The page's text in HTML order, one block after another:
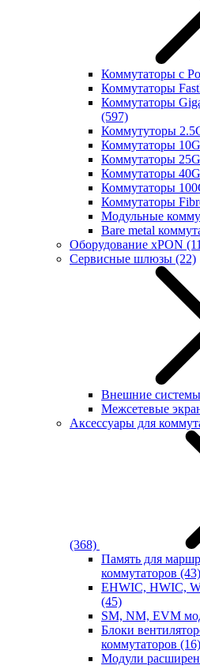
Коммутаторы с
Коммутаторы
Коммутаторы
(597)
Коммутуторы
Коммутаторы
Коммутаторы
Коммутаторы
Коммутаторы
Коммутаторы
Модульные
Bare metal
Оборудование xPON
Сервисные шлюзы (22)
Внешние
Межсетевые
Аксессуары для
(368)
Память для
коммутаторов (43)
EHWIC, HWIC,
(45)
SM, NM, EVM
Блоки
коммутаторов (16)
Модули